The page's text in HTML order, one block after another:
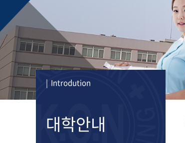
| Introdution
대학안내